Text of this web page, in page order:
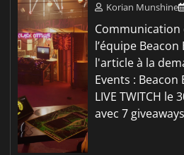
Korian Munshine
Communication
l’équipe
l'article à la
Events :
LIVE TWITCH le
avec 7